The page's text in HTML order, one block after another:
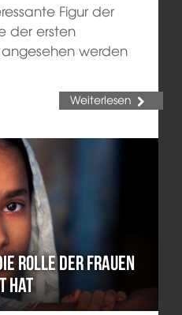
Figur der
der ersten
angesehen werden
Weiterlesen
Rolle der Frauen
hat